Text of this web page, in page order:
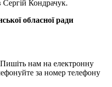
Сергій Кондрачук.
обласної ради
нам на електронну
за номер телефону